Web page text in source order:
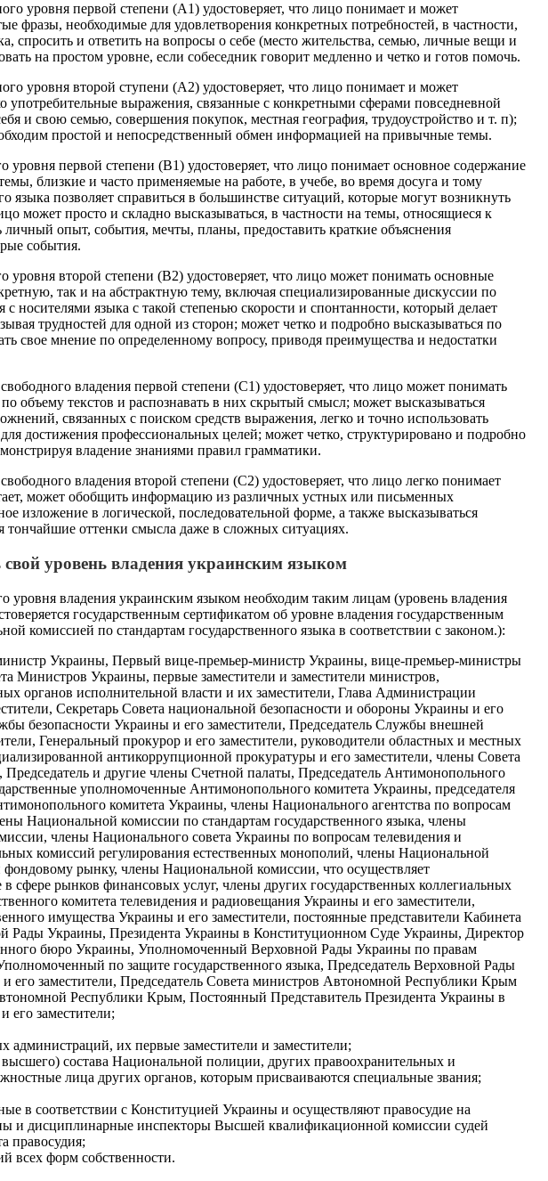
уровня первой степени (А1) удостоверяет, что лицо понимает и может
фразы, необходимые для удовлетворения конкретных потребностей, в частности,
спросить и ответить на вопросы о себе (место жительства, семью, личные вещи и
на простом уровне, если собеседник говорит медленно и четко и готов помочь.
уровня второй ступени (А2) удостоверяет, что лицо понимает и может
выражения, связанные с конкретными сферами повседневной
и свою семью, совершения покупок, местная география, трудоустройство и т. п);
простой и непосредственный обмен информацией на привычные темы.
уровня первой степени (В1) удостоверяет, что лицо понимает основное содержание
близкие и часто применяемые на работе, в учебе, во время досуга и тому
языка позволяет справиться в большинстве ситуаций, которые могут возникнуть
может просто и складно высказываться, в частности на темы, относящиеся к
опыт, события, мечты, планы, предоставить краткие объяснения
события.
уровня второй степени (В2) удостоверяет, что лицо может понимать основные
так и на абстрактную тему, включая специализированные дискуссии по
носителями языка с такой степенью скорости и спонтанности, который делает
трудностей для одной из сторон; может четко и подробно высказываться по
свое мнение по определенному вопросу, приводя преимущества и недостатки
владения первой степени (С1) удостоверяет, что лицо может понимать
объему текстов и распознавать в них скрытый смысл; может высказываться
связанных с поиском средств выражения, легко и точно использовать
достижения профессиональных целей; может четко, структурировано и подробно
владение знаниями правил грамматики.
владения второй степени (С2) удостоверяет, что лицо легко понимает
может обобщить информацию из различных устных или письменных
изложение в логической, последовательной форме, а также высказываться
тончайшие оттенки смысла даже в сложных ситуациях.
уровень владения украинским языком
уровня владения украинским языком необходим таким лицам (уровень владения
государственным сертификатом об уровне владения государственным
комиссией по стандартам государственного языка в соответствии с законом.):
Украины, Первый вице-премьер-министр Украины, вице-премьер-министры
Министров Украины, первые заместители и заместители министров,
органов исполнительной власти и их заместители, Глава Администрации
Секретарь Совета национальной безопасности и обороны Украины и его
безопасности Украины и его заместители, Председатель Службы внешней
Генеральный прокурор и его заместители, руководители областных и местных
антикоррупционной прокуратуры и его заместители, члены Совета
и другие члены Счетной палаты, Председатель Антимонопольного
уполномоченные Антимонопольного комитета Украины, председателя
комитета Украины, члены Национального агентства по вопросам
Национальной комиссии по стандартам государственного языка, члены
члены Национального совета Украины по вопросам телевидения и
комиссий регулирования естественных монополий, члены Национальной
рынку, члены Национальной комиссии, что осуществляет
в сфере рынков финансовых услуг, члены других государственных коллегиальных
комитета телевидения и радиовещания Украины и его заместители,
имущества Украины и его заместители, постоянные представители Кабинета
Рады Украины, Президента Украины в Конституционном Суде Украины, Директор
бюро Украины, Уполномоченный Верховной Рады Украины по правам
по защите государственного языка, Председатель Верховной Рады
заместители, Председатель Совета министров Автономной Республики Крым
Республики Крым, Постоянный Представитель Президента Украины в
заместители;
администраций, их первые заместители и заместители;
состава Национальной полиции, других правоохранительных и
лица других органов, которым присваиваются специальные звания;
в соответствии с Конституцией Украины и осуществляют правосудие на
и дисциплинарные инспекторы Высшей квалификационной комиссии судей
правосудия;
всех форм собственности.